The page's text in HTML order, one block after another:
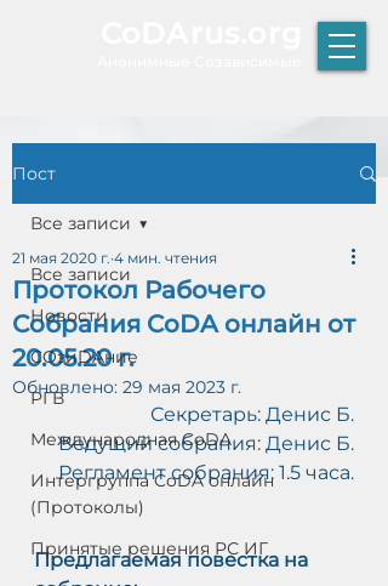
О
К
РЫТИЕ
Пост
Все записи
Новости
COзиDAние
РГВ
Международная CoDA
Интергруппа CoDA онлайн
(Протоколы)
Принятые решения РС ИГ
Все записи
Протокол Рабочего
Собрания CoDA онлайн от
20.05.20 г.
21 мая 2020 г. 4 мин. чтения
Обновлено: 29 мая 2023 г.
Секретарь: Денис Б.
Ведущий собрания: Денис Б.
Регламент собрания: 1.5 часа.
Предлагаемая повестка на